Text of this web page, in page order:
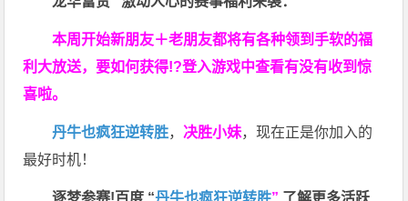
本周开始新朋友＋老朋友都将有各种领到手软的福
利大放送，要如何获得!?登入游戏中查看有没有收到惊
喜啦。
丹牛也疯狂逆转胜， 决胜小妹，现在正是你加入的
最好时机！
逐梦参赛!百度 “丹牛也疯狂逆转胜” 了解更多活跃